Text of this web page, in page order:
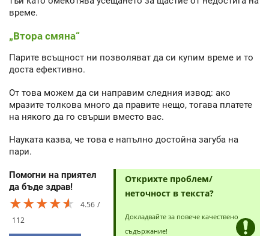
време.
„Втора смяна“
Парите всъщност ни позволяват да си купим време и то
доста ефективно.
От това можем да си направим следния извод: ако
мразите толкова много да правите нещо, тогава платете
на някого да го свърши вместо вас.
Науката казва, че това е напълно достойна загуба на
пари.
Помогни на приятел
да бъде здрав!
★★★★★
★★★★★
★★★★★
4.56
112
Открихте проблем/
неточност в текста?
Докладвайте за повече качествено
съдържание!